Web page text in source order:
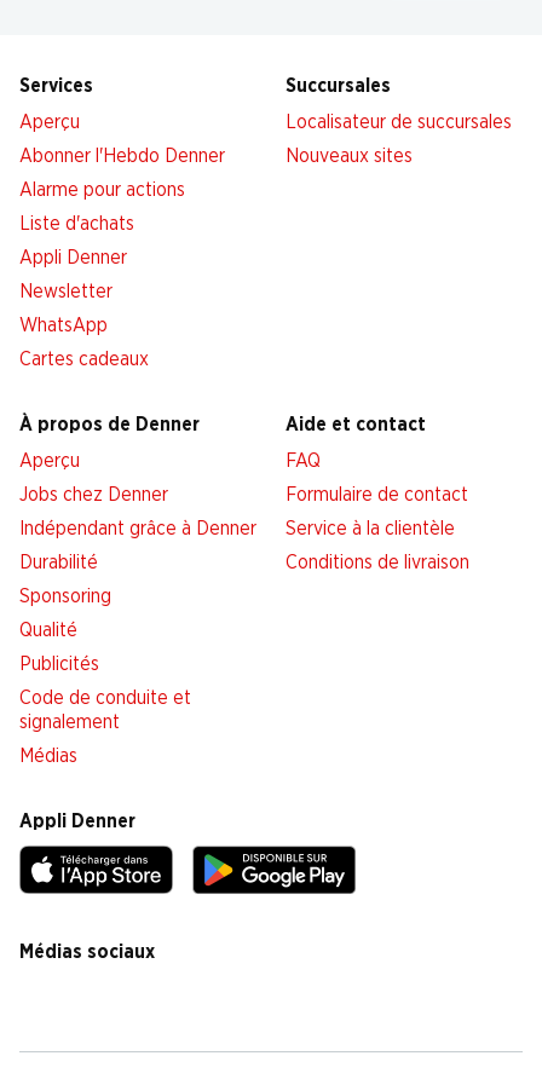
Services
Aperçu
Abonner l'Hebdo Denner
Alarme pour actions
Liste d'achats
Appli Denner
Newsletter
WhatsApp
Cartes cadeaux
Succursales
Localisateur de succursales
Nouveaux sites
À propos de Denner
Aperçu
Jobs chez Denner
Indépendant grâce à Denner
Durabilité
Sponsoring
Qualité
Publicités
Code de conduite et
signalement
Médias
Aide et contact
FAQ
Formulaire de contact
Service à la clientèle
Conditions de livraison
Appli Denner
Médias sociaux